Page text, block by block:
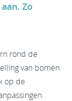
Zo
rond de
van bomen
op de